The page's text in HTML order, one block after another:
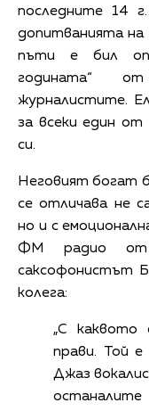
последните 14
допитванията
пъти е бил
годината“
журналистите.
за всеки един
си.
Неговият богат
се отличава не
но и с
ФМ радио от
саксофонистът
колега:
„С каквото
прави. Той е
Джаз